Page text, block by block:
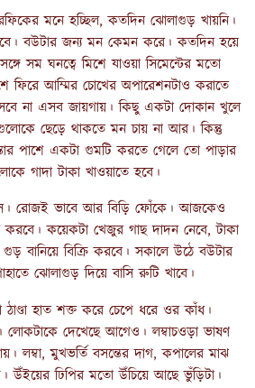
মনে হচ্ছিল, কতদিন ঝোলাগুড় খায়নি।
বউটার জন্য মন কেমন করে। কতদিন হয়ে
সম ঘনত্বে মিশে যাওয়া সিমেন্টের মতো
ফিরে আম্মির চোখের অপারেশনটাও করাতে
না এসব জায়গায়। কিছু একটা দোকান খুলে
ছেড়ে থাকতে মন চায় না আর। কিন্তু
পাশে একটা গুমটি করতে গেলে তো পাড়ার
গাদা টাকা খাওয়াতে হবে।
রোজই ভাবে আর বিড়ি ফোঁকে। আজকেও
করবে। কয়েকটা খেজুর গাছ দাদন নেবে, টাকা
বানিয়ে বিক্রি করবে। সকালে উঠে বউটার
ঝোলাগুড় দিয়ে বাসি রুটি খাবে।
হাত শক্ত করে চেপে ধরে ওর কাঁধ।
দেখেছে আগেও। লম্বাচওড়া ভাষণ
লম্বা, মুখভর্তি বসন্তের দাগ, কপালের মাঝ
উঁইয়ের ঢিপির মতো উঁচিয়ে আছে ভুঁড়িটা।